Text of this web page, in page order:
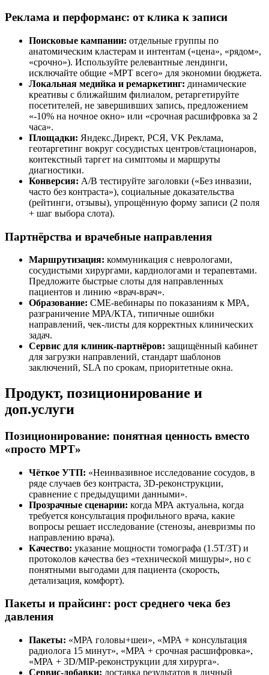
Реклама и перформанс: от клика к записи
Поисковые кампании: отдельные группы по
анатомическим кластерам и интентам («цена», «рядом»,
«срочно»). Используйте релевантные лендинги,
исключайте общие «МРТ всего» для экономии бюджета.
Локальная медийка и ремаркетинг: динамические
креативы с ближайшим филиалом, ретаргетируйте
посетителей, не завершивших запись, предложением
«-10% на ночное окно» или «срочная расшифровка за 2
часа».
Площадки: Яндекс.Директ, РСЯ, VK Реклама,
геотаргетинг вокруг сосудистых центров/стационаров,
контекстный таргет на симптомы и маршруты
диагностики.
Конверсия: A/B тестируйте заголовки («Без инвазии,
часто без контраста»), социальные доказательства
(рейтинги, отзывы), упрощённую форму записи (2 поля
+ шаг выбора слота).
Партнёрства и врачебные направления
Маршрутизация: коммуникация с неврологами,
сосудистыми хирургами, кардиологами и терапевтами.
Предложите быстрые слоты для направленных
пациентов и линию «врач-врач».
Образование: CME-вебинары по показаниям к МРА,
разграничение МРА/КТА, типичные ошибки
направлений, чек-листы для корректных клинических
задач.
Сервис для клиник-партнёров: защищённый кабинет
для загрузки направлений, стандарт шаблонов
заключений, SLA по срокам, приоритетные окна.
Продукт, позиционирование и
доп.услуги
Позиционирование: понятная ценность вместо
«просто МРТ»
Чёткое УТП: «Неинвазивное исследование сосудов, в
ряде случаев без контраста, 3D-реконструкции,
сравнение с предыдущими данными».
Прозрачные сценарии: когда МРА актуальна, когда
требуется консультация профильного врача, какие
вопросы решает исследование (стенозы, аневризмы по
направлению врача).
Качество: указание мощности томографа (1.5Т/3Т) и
протоколов качества без «технической мишуры», но с
понятными выгодами для пациента (скорость,
детализация, комфорт).
Пакеты и прайсинг: рост среднего чека без
давления
Пакеты: «МРА головы+шеи», «МРА + консультация
радиолога 15 минут», «МРА + срочная расшифровка»,
«МРА + 3D/MIP-реконструкции для хирурга».
Сервис-добавки: доставка результатов в личный